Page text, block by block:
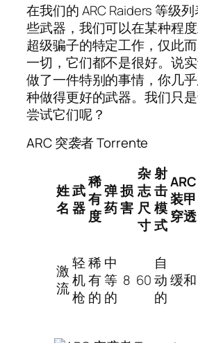
在我们的 ARC Raiders 等级
些武器，我们可以在某种程
超级骗子的特定工作，仅此
一切，它们都不是很好。说
做了一件特别的事情，你几
种做得更好的武器。我们只
尝试它们呢？
ARC 突袭者 Torrente
姓
名
武
器
稀
有
度
弹
药
损
害
杂
志
尺
寸
射
击
模
式
ARC
装甲
穿透
激
流
轻
机
枪
稀
有
的
中
等
的
8 60
自
动
的
缓和